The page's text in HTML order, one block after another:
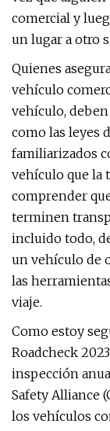
comercial y
un lugar a otro
Quienes
vehículo
vehículo,
como las leyes
familiarizados
vehículo que la
comprender
terminen
incluido todo,
un vehículo de
las
viaje.
Como estoy
Roadcheck
inspección
Safety Alliance
los vehículos